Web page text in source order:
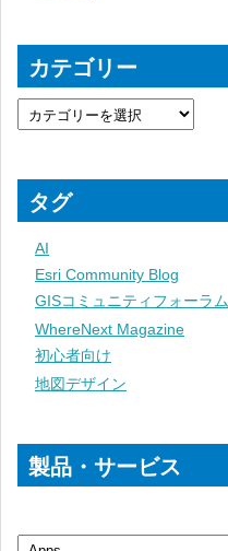
カテゴリー
タグ
AI
Esri Community Blog
GISコミュニティフォーラム
WhereNext Magazine
初心者向け
地図デザイン
製品・サービス